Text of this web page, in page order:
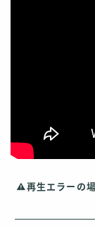
再生エラーの